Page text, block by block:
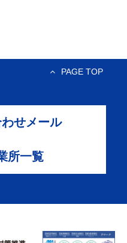
PAGE TOP
せメール
所一覧